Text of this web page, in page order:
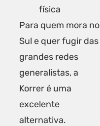
física
Para quem mora no
Sul e quer fugir das
grandes redes
generalistas, a
Korrer é uma
excelente
alternativa.